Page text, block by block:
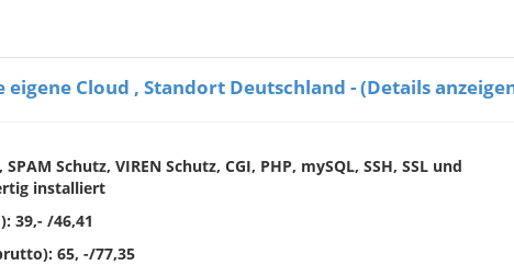
eigene Cloud , Standort Deutschland - (Details
SPAM Schutz, VIREN Schutz, CGI, PHP, mySQL, SSH, SSL und
installiert
39,- /46,41
65, -/77,35